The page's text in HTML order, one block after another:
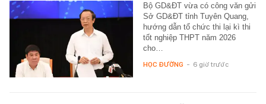
Bộ GD&ĐT vừa có công văn gửi
Sở GD&ĐT tỉnh Tuyên Quang,
hướng dẫn tổ chức thi lại kì thi
tốt nghiệp THPT năm 2026
cho…
HỌC ĐƯỜNG - 6 giờ trước